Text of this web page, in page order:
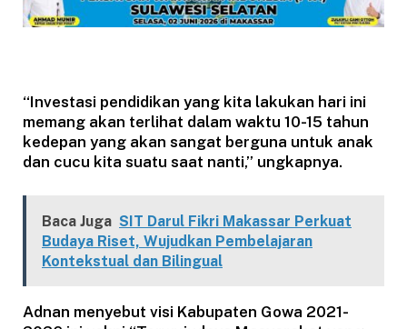
“Investasi pendidikan yang kita lakukan hari ini
memang akan terlihat dalam waktu 10-15 tahun
kedepan yang akan sangat berguna untuk anak
dan cucu kita suatu saat nanti,” ungkapnya.
Baca Juga SIT Darul Fikri Makassar Perkuat
Budaya Riset, Wujudkan Pembelajaran
Kontekstual dan Bilingual
Adnan menyebut visi Kabupaten Gowa 2021-